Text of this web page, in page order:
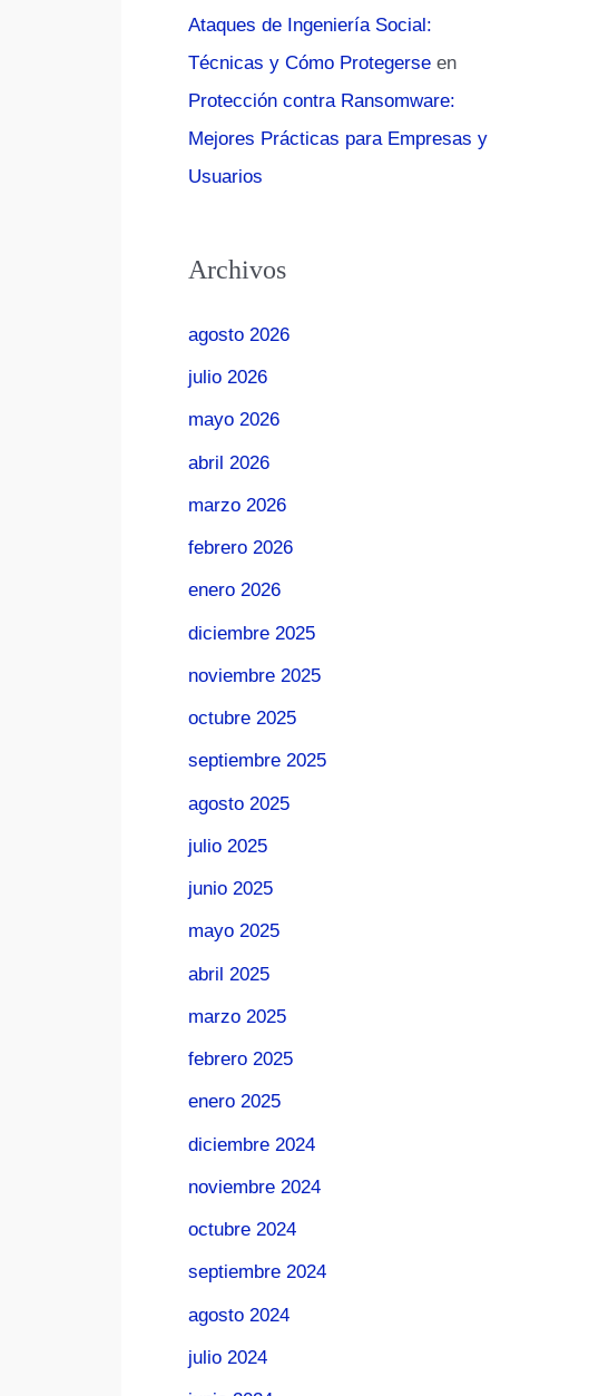
Ataques de Ingeniería Social:
Técnicas y Cómo Protegerse en
Protección contra Ransomware:
Mejores Prácticas para Empresas y
Usuarios
Archivos
agosto 2026
julio 2026
mayo 2026
abril 2026
marzo 2026
febrero 2026
enero 2026
diciembre 2025
noviembre 2025
octubre 2025
septiembre 2025
agosto 2025
julio 2025
junio 2025
mayo 2025
abril 2025
marzo 2025
febrero 2025
enero 2025
diciembre 2024
noviembre 2024
octubre 2024
septiembre 2024
agosto 2024
julio 2024